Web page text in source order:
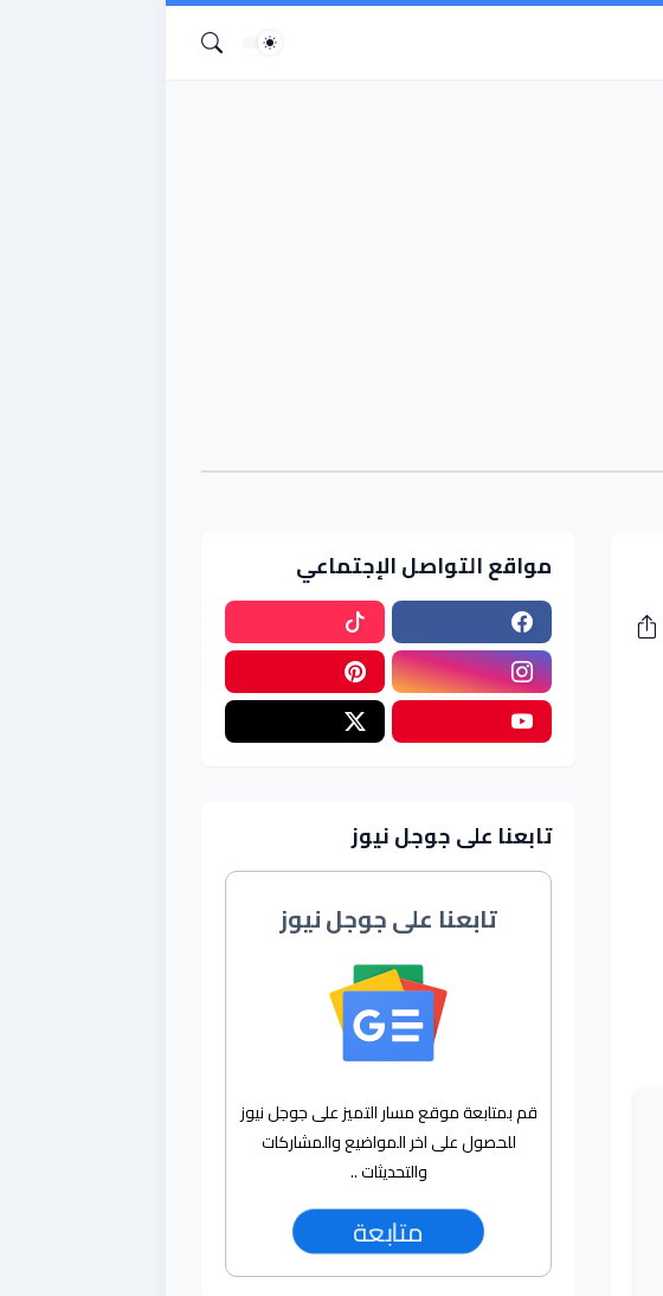
مواقع التواصل الإجتماعي
تابعنا على جوجل نيوز
تابعنا على جوجل نيوز
قم بمتابعة موقع مسار التميز على جوجل نيوز
للحصول على اخر المواضيع والمشاركات
والتحديثات ..
متابعة